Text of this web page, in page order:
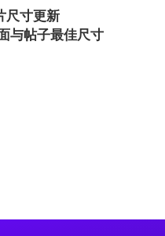
尺寸更新
与帖子最佳尺寸